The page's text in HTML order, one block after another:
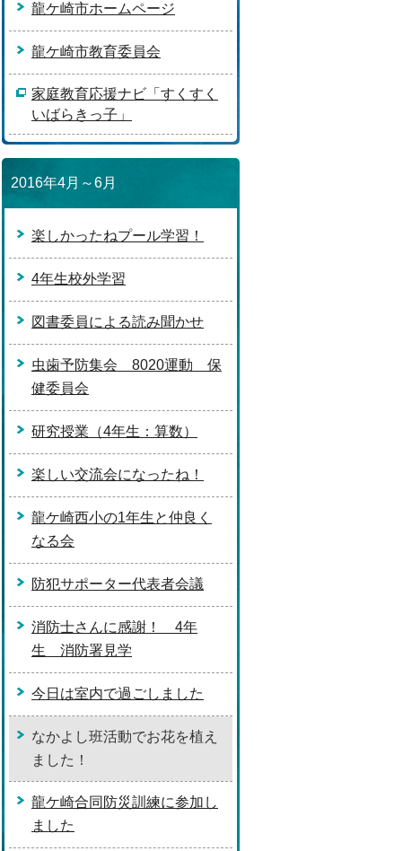
龍ケ崎市ホームページ
龍ケ崎市教育委員会
家庭教育応援ナビ「すくすく
いばらきっ子」
2016年4月～6月
楽しかったねプール学習！
4年生校外学習
図書委員による読み聞かせ
虫歯予防集会 8020運動 保
健委員会
研究授業（4年生：算数）
楽しい交流会になったね！
龍ケ崎西小の1年生と仲良く
なる会
防犯サポーター代表者会議
消防士さんに感謝！ 4年
生 消防署見学
今日は室内で過ごしました
なかよし班活動でお花を植え
ました！
龍ケ崎合同防災訓練に参加し
ました